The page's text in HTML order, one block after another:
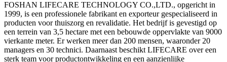
FOSHAN LIFECARE TECHNOLOGY CO.,LTD., opgericht in
1999, is een professionele fabrikant en exporteur gespecialiseerd in
producten voor thuiszorg en revalidatie. Het bedrijf is gevestigd op
een terrein van 3,5 hectare met een bebouwde oppervlakte van 9000
vierkante meter. Er werken meer dan 200 mensen, waaronder 20
managers en 30 technici. Daarnaast beschikt LIFECARE over een
sterk team voor productontwikkeling en een aanzienlijke